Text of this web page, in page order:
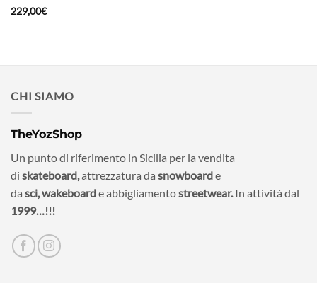
229,00€
CHI SIAMO
TheYozShop
Un punto di riferimento in Sicilia per la vendita
di skateboard,attrezzatura da snowboarde
da sci,wakeboarde abbigliamentostreetwear.In attività dal
1999…!!!